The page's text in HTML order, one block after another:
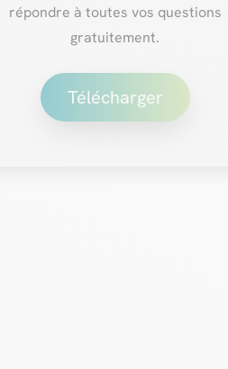
répondre à toutes vos questions
gratuitement.
Télécharger